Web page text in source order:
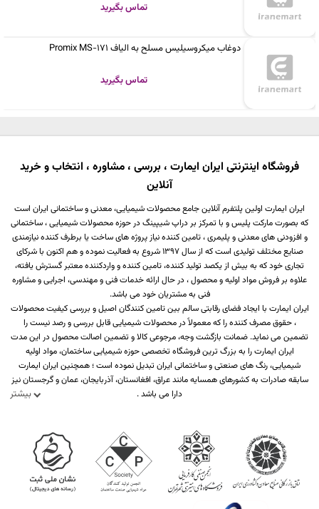
تماس بگیرید
دوغاب میکروسیلیس مسلح به الیاف Promix MS-171
تماس بگیرید
فروشگاه اینترنتی ایران ایمارت ، بررسی ، مشاوره ، انتخاب و خرید
آنلاین
بیشتر
ایران ایمارت اولین پلتفرم آنلاین جامع محصولات شیمیایی، معدنی و ساختمانی ایران است
که بصورت مارکت پلیس و با تمرکز بر دراپ شیپینگ در حوزه محصولات شیمیایی ، ساختمانی
و افزودنی های معدنی و پلیمری ، تامین کننده نیاز پروژه های ساخت یا برطرف کننده نیازمندی
صنایع مختلف تولیدی است که از سال 1397 شروع به فعالیت نموده و هم اکنون با شرکای
تجاری خود که به بیش از یکصد تولید کننده، تامین کننده و واردکننده معتبر گسترش یافته،
علاوه بر فروش مواد اولیه و محصول ، در حال ارائه خدمات فنی و مهندسی، اجرایی و مشاوره
فنی به مشتریان خود می باشد.
ایران ایمارت با ایجاد فضای رقابتی سالم بین تامین کنندگان اصیل و بررسی کیفیت محصولات
، حقوق مصرف کننده را که معمولاً در محصولات شیمیایی قابل بررسی و رصد نیست را
تضمین می نماید. ضمانت بازگشت وجه، مرجوعی کالا و تضمین اصالت محصول در این مدت
ایران ایمارت را به بزرگ ترین فروشگاه تخصصی حوزه شیمیایی ساختمان، مواد اولیه
شیمیایی، رنگ های صنعتی و ساختمانی ایران تبدیل نموده است ؛ همچنین ایران ایمارت
سابقه صادرات به کشورهای همسایه مانند عراق، افغانستان، آذربایجان، عمان و گرجستان نیز
دارا می باشد .